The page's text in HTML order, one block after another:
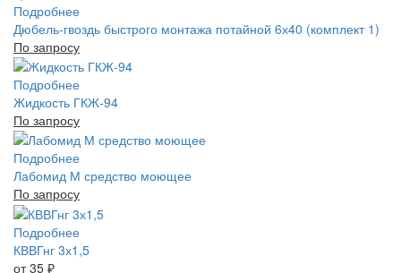
Подробнее
Дюбель-гвоздь быстрого монтажа потайной 6х40 (комплект 1)
По запросу
Подробнее
Жидкость ГКЖ-94
По запросу
Подробнее
Лабомид М средство моющее
По запросу
Подробнее
КВВГнг 3х1,5
от 35 ₽